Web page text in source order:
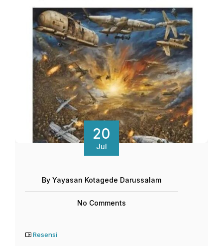
20
Jul
By Yayasan Kotagede Darussalam
No Comments
Resensi